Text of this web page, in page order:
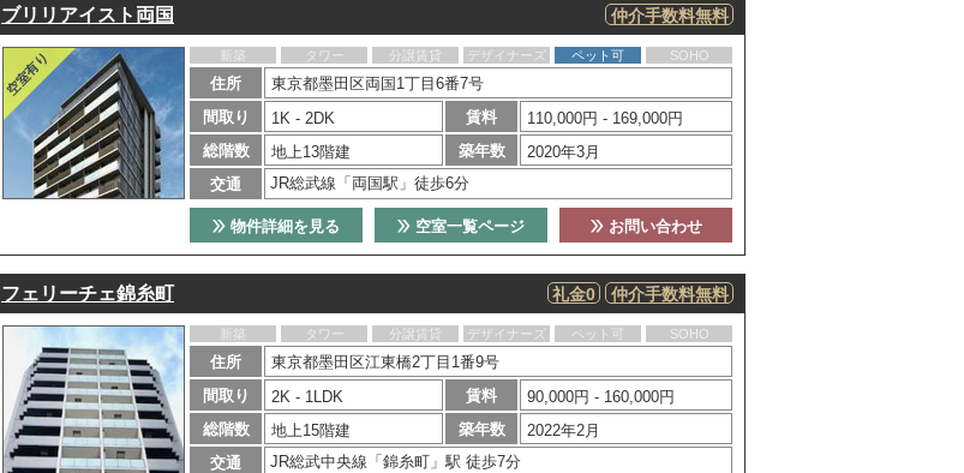
ブリリアイスト両国 仲介手数料無料
新築 タワー 分譲賃貸 デザイナーズ ペット可 SOHO
住所
東京都墨田区両国1丁目6番7号
間取り
1K - 2DK 賃料
110,000円 - 169,000円
総階数
地上13階建 築年数
2020年3月
交通
JR総武線「両国駅」徒歩6分
お問い合わせ
空室一覧ページ
物件詳細を見る
フェリーチェ錦糸町 仲介手数料無料
礼金0
新築 タワー 分譲賃貸 デザイナーズ ペット可 SOHO
住所
東京都墨田区江東橋2丁目1番9号
間取り
2K - 1LDK 賃料
90,000円 - 160,000円
総階数
地上15階建 築年数
2022年2月
交通
JR総武中央線「錦糸町」駅 徒歩7分